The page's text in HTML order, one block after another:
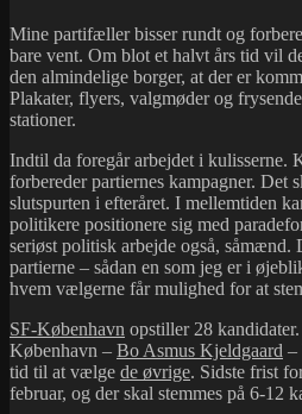
Mine partifæller bisser rundt og
bare vent. Om blot et halvt års tid vil
den almindelige borger, at der er
Plakater, flyers, valgmøder og
stationer.
Indtil da foregår arbejdet i kulisserne.
forbereder partiernes kampagner. Det
slutspurten i efteråret. I mellemtiden
politikere positionere sig med
seriøst politisk arbejde også, såmænd.
partierne – sådan en som jeg er i
hvem vælgerne får mulighed for at
SF-København opstiller 28
København – Bo Asmus Kjeldgaard –
tid til at vælge de øvrige. Sidste frist
februar, og der skal stemmes på 6-12